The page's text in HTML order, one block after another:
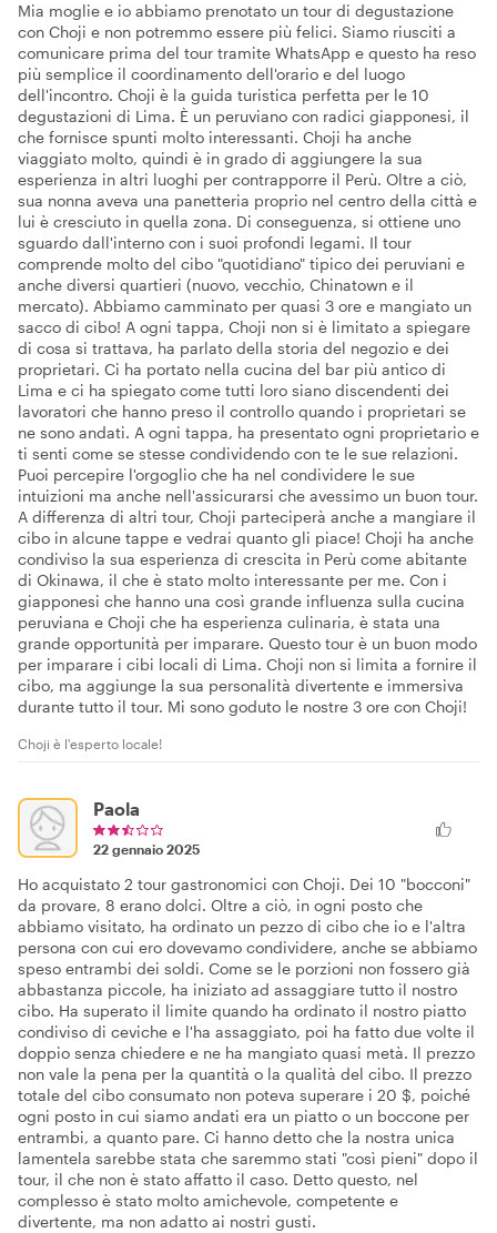
Mia moglie e io abbiamo prenotato un tour di degustazione
con Choji e non potremmo essere più felici. Siamo riusciti a
comunicare prima del tour tramite WhatsApp e questo ha reso
più semplice il coordinamento dell'orario e del luogo
dell'incontro. Choji è la guida turistica perfetta per le 10
degustazioni di Lima. È un peruviano con radici giapponesi, il
che fornisce spunti molto interessanti. Choji ha anche
viaggiato molto, quindi è in grado di aggiungere la sua
esperienza in altri luoghi per contrapporre il Perù. Oltre a ciò,
sua nonna aveva una panetteria proprio nel centro della città e
lui è cresciuto in quella zona. Di conseguenza, si ottiene uno
sguardo dall'interno con i suoi profondi legami. Il tour
comprende molto del cibo "quotidiano" tipico dei peruviani e
anche diversi quartieri (nuovo, vecchio, Chinatown e il
mercato). Abbiamo camminato per quasi 3 ore e mangiato un
sacco di cibo! A ogni tappa, Choji non si è limitato a spiegare
di cosa si trattava, ha parlato della storia del negozio e dei
proprietari. Ci ha portato nella cucina del bar più antico di
Lima e ci ha spiegato come tutti loro siano discendenti dei
lavoratori che hanno preso il controllo quando i proprietari se
ne sono andati. A ogni tappa, ha presentato ogni proprietario e
ti senti come se stesse condividendo con te le sue relazioni.
Puoi percepire l'orgoglio che ha nel condividere le sue
intuizioni ma anche nell'assicurarsi che avessimo un buon tour.
A differenza di altri tour, Choji parteciperà anche a mangiare il
cibo in alcune tappe e vedrai quanto gli piace! Choji ha anche
condiviso la sua esperienza di crescita in Perù come abitante
di Okinawa, il che è stato molto interessante per me. Con i
giapponesi che hanno una così grande influenza sulla cucina
peruviana e Choji che ha esperienza culinaria, è stata una
grande opportunità per imparare. Questo tour è un buon modo
per imparare i cibi locali di Lima. Choji non si limita a fornire il
cibo, ma aggiunge la sua personalità divertente e immersiva
durante tutto il tour. Mi sono goduto le nostre 3 ore con Choji!
Choji è l'esperto locale!
Paola
22 gennaio 2025
Ho acquistato 2 tour gastronomici con Choji. Dei 10 "bocconi"
da provare, 8 erano dolci. Oltre a ciò, in ogni posto che
abbiamo visitato, ha ordinato un pezzo di cibo che io e l'altra
persona con cui ero dovevamo condividere, anche se abbiamo
speso entrambi dei soldi. Come se le porzioni non fossero già
abbastanza piccole, ha iniziato ad assaggiare tutto il nostro
cibo. Ha superato il limite quando ha ordinato il nostro piatto
condiviso di ceviche e l'ha assaggiato, poi ha fatto due volte il
doppio senza chiedere e ne ha mangiato quasi metà. Il prezzo
non vale la pena per la quantità o la qualità del cibo. Il prezzo
totale del cibo consumato non poteva superare i 20 $, poiché
ogni posto in cui siamo andati era un piatto o un boccone per
entrambi, a quanto pare. Ci hanno detto che la nostra unica
lamentela sarebbe stata che saremmo stati "così pieni" dopo il
tour, il che non è stato affatto il caso. Detto questo, nel
complesso è stato molto amichevole, competente e
divertente, ma non adatto ai nostri gusti.